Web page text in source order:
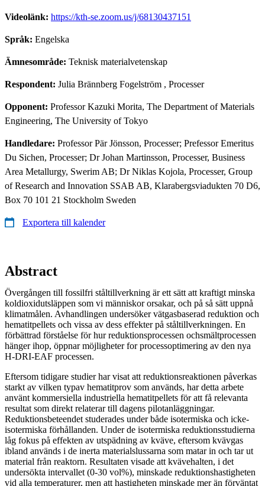
Videolänk: https://kth-se.zoom.us/j/68130437151
Språk: Engelska
Ämnesområde: Teknisk materialvetenskap
Respondent: Julia Brännberg Fogelström , Processer
Opponent: Professor Kazuki Morita, The Department of Materials
Engineering, The University of Tokyo
Handledare: Professor Pär Jönsson, Processer; Prefessor Emeritus
Du Sichen, Processer; Dr Johan Martinsson, Processer, Business
Area Metallurgy, Swerim AB; Dr Niklas Kojola, Processer, Group
of Research and Innovation SSAB AB, Klarabergsviadukten 70 D6,
Box 70 101 21 Stockholm Sweden
Exportera till kalender
Abstract
Övergången till fossilfri ståltillverkning är ett sätt att kraftigt minska
koldioxidutsläppen som vi människor orsakar, och på så sätt uppnå
klimatmålen. Avhandlingen undersöker vätgasbaserad reduktion och
hematitpellets och vissa av dess effekter på ståltillverkningen. En
förbättrad förståelse för hur reduktionsprocessen ochsmältprocessen
hänger ihop, öppnar möjligheter for processoptimering av den nya
H-DRI-EAF processen.
Eftersom tidigare studier har visat att reduktionsreaktionen påverkas
starkt av vilken typav hematitprov som används, har detta arbete
använt kommersiella industriella hematitpellets för att få relevanta
resultat som direkt relaterar till dagens pilotanläggningar.
Reduktionsbeteendet studerades under både isotermiska och icke-
isotermiska förhållanden. Under de isotermiska reduktionsstudierna
låg fokus på effekten av utspädning av kväve, eftersom kvävgas
ibland används i de inerta materialslussarna som matar in och tar ut
material från reaktorn. Resultaten visade att kvävehalten, i det
undersökta intervallet (0-30 vol%), minskade reduktionshastigheten
vid alla temperaturer, men att hastigheten minskade mer än förväntat